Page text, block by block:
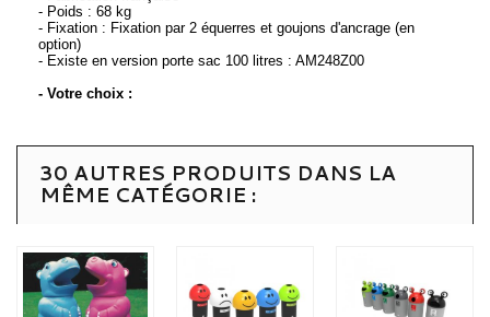
- Poids : 68 kg
- Fixation : Fixation par 2 équerres et goujons d'ancrage (en
option)
- Existe en version porte sac 100 litres : AM248Z00
- Votre choix :
30 AUTRES PRODUITS DANS LA
MÊME CATÉGORIE :